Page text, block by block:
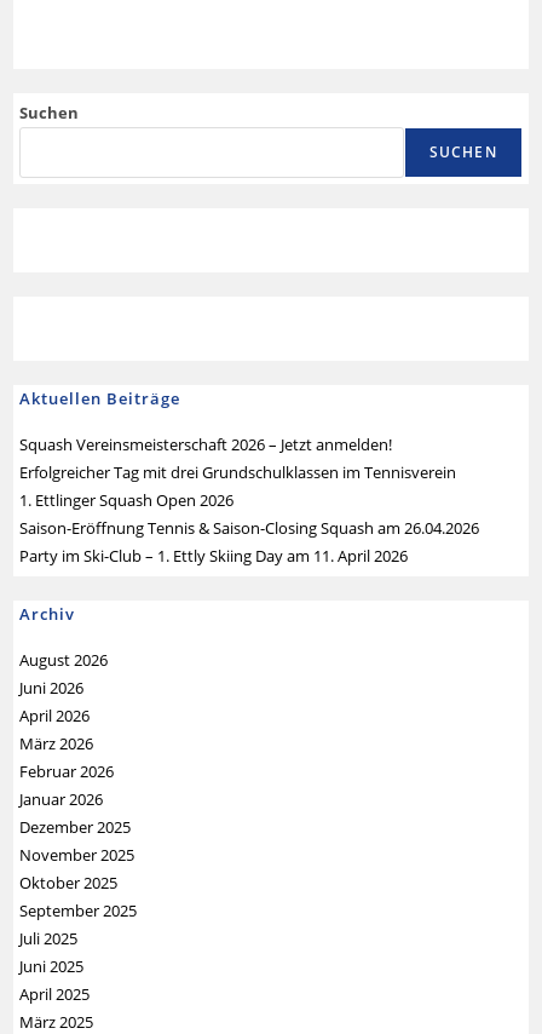
Suchen
SUCHEN
Aktuellen Beiträge
Squash Vereinsmeisterschaft 2026 – Jetzt anmelden!
Erfolgreicher Tag mit drei Grundschulklassen im Tennisverein
1. Ettlinger Squash Open 2026
Saison-Eröffnung Tennis & Saison-Closing Squash am 26.04.2026
Party im Ski-Club – 1. Ettly Skiing Day am 11. April 2026
Archiv
August 2026
Juni 2026
April 2026
März 2026
Februar 2026
Januar 2026
Dezember 2025
November 2025
Oktober 2025
September 2025
Juli 2025
Juni 2025
April 2025
März 2025